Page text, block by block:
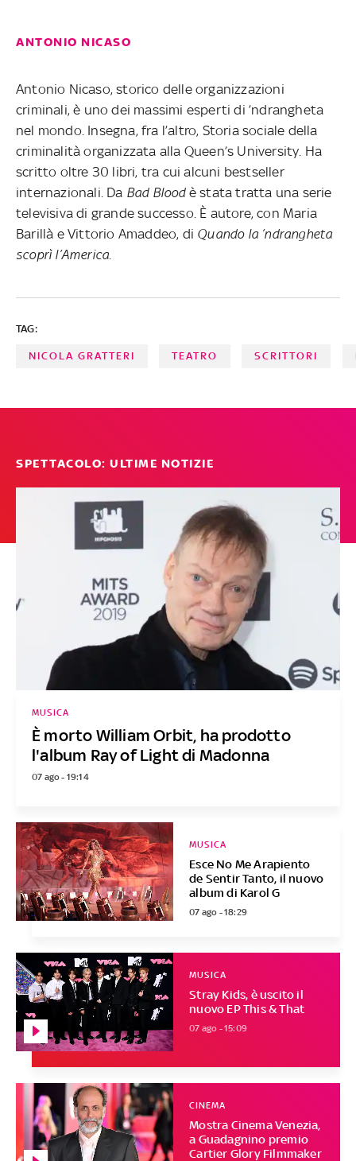
ANTONIO NICASO
Antonio Nicaso, storico delle organizzazioni
criminali, è uno dei massimi esperti di ’ndrangheta
nel mondo. Insegna, fra l’altro, Storia sociale della
criminalità organizzata alla Queen’s University. Ha
scritto oltre 30 libri, tra cui alcuni bestseller
internazionali. Da Bad Bloodè stata tratta una serie
televisiva di grande successo. È autore, con Maria
Barillà e Vittorio Amaddeo, di Quando la ’ndrangheta
scoprì l’America.
TAG:
NICOLA GRATTERI TEATRO SCRITTORI
SPETTACOLO: ULTIME NOTIZIE
È morto William Orbit, ha prodotto
l'album Ray of Light di Madonna
MUSICA
07 ago - 19:14
Esce No Me Arapiento
de Sentir Tanto, il nuovo
album di Karol G
MUSICA
07 ago - 18:29
Stray Kids, è uscito il
nuovo EP This & That
MUSICA
07 ago - 15:09
Mostra Cinema Venezia,
a Guadagnino premio
Cartier Glory Filmmaker
CINEMA